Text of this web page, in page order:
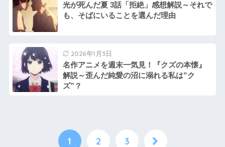
光が死んだ夏 3話「拒絶」感想解説～それで
も、そばにいることを選んだ理由
2026年1月3日
名作アニメを週末一気見！『クズの本懐』
解説～歪んだ純愛の沼に溺れる私は”ク
ズ”？
1 2 3